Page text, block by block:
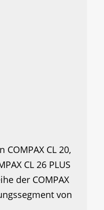
CL 20,
CL 26 PLUS
der COMPAX
von